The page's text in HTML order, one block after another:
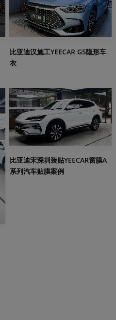
比亚迪汉施工YEECAR G5隐形车
衣
比亚迪宋深圳装贴YEECAR窗膜A
系列汽车贴膜案例